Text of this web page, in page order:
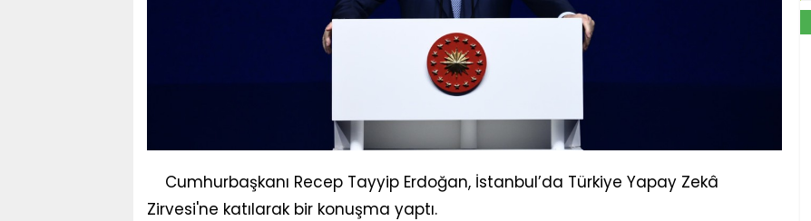
Cumhurbaşkanı Recep Tayyip Erdoğan, İstanbul’da Türkiye Yapay Zekâ
Zirvesi'ne katılarak bir konuşma yaptı.